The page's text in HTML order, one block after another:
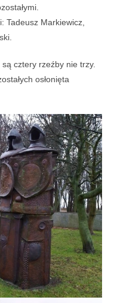
Tadeusz Markiewicz,
cztery rzeźby nie trzy.
osłonięta